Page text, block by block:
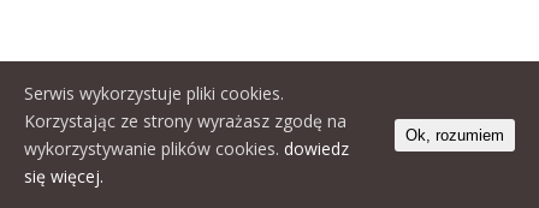
Serwis wykorzystuje pliki cookies.
Korzystając ze strony wyrażasz zgodę na
wykorzystywanie plików cookies. dowiedz
się więcej.
Ok, rozumiem